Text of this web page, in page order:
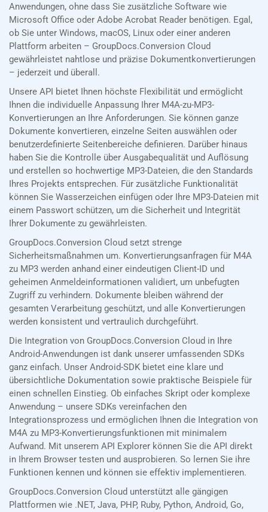
Anwendungen, ohne dass Sie zusätzliche Software wie
Microsoft Office oder Adobe Acrobat Reader benötigen. Egal,
ob Sie unter Windows, macOS, Linux oder einer anderen
Plattform arbeiten – GroupDocs.Conversion Cloud
gewährleistet nahtlose und präzise Dokumentkonvertierungen
– jederzeit und überall.
Unsere API bietet Ihnen höchste Flexibilität und ermöglicht
Ihnen die individuelle Anpassung Ihrer M4A-zu-MP3-
Konvertierungen an Ihre Anforderungen. Sie können ganze
Dokumente konvertieren, einzelne Seiten auswählen oder
benutzerdefinierte Seitenbereiche definieren. Darüber hinaus
haben Sie die Kontrolle über Ausgabequalität und Auflösung
und erstellen so hochwertige MP3-Dateien, die den Standards
Ihres Projekts entsprechen. Für zusätzliche Funktionalität
können Sie Wasserzeichen einfügen oder Ihre MP3-Dateien mit
einem Passwort schützen, um die Sicherheit und Integrität
Ihrer Dokumente zu gewährleisten.
GroupDocs.Conversion Cloud setzt strenge
Sicherheitsmaßnahmen um. Konvertierungsanfragen für M4A
zu MP3 werden anhand einer eindeutigen Client-ID und
geheimen Anmeldeinformationen validiert, um unbefugten
Zugriff zu verhindern. Dokumente bleiben während der
gesamten Verarbeitung geschützt, und alle Konvertierungen
werden konsistent und vertraulich durchgeführt.
Die Integration von GroupDocs.Conversion Cloud in Ihre
Android-Anwendungen ist dank unserer umfassenden SDKs
ganz einfach. Unser Android-SDK bietet eine klare und
übersichtliche Dokumentation sowie praktische Beispiele für
einen schnellen Einstieg. Ob einfaches Skript oder komplexe
Anwendung – unsere SDKs vereinfachen den
Integrationsprozess und ermöglichen Ihnen die Integration von
M4A zu MP3-Konvertierungsfunktionen mit minimalem
Aufwand. Mit unserem API Explorer können Sie die API direkt
in Ihrem Browser testen und ausprobieren. So lernen Sie ihre
Funktionen kennen und können sie effektiv implementieren.
GroupDocs.Conversion Cloud unterstützt alle gängigen
Plattformen wie .NET, Java, PHP, Ruby, Python, Android, Go,